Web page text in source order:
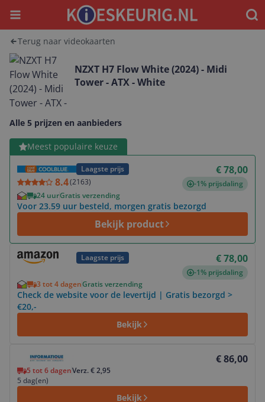
Menu
Terug naar videokaarten
NZXT H7 Flow White (2024) - Midi
Tower - ATX - White
Alle 5 prijzen en aanbieders
Meest populaire keuze
Laagste prijs
8.4(2163)
€ 78,00
-1% prijsdaling
24 uurGratis verzending
Voor 23.59 uur besteld, morgen gratis bezorgd
Bekijk product
Bekijk product
Laagste prijs € 78,00
-1% prijsdaling
3 tot 4 dagenGratis verzending
Check de website voor de levertijd | Gratis bezorgd >
€20,-
Bekijk
Bekijk product
€ 86,00
5 tot 6 dagenVerz. € 2,95
5 dag(en)
Bekijk